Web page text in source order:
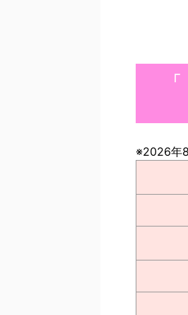
※2026年